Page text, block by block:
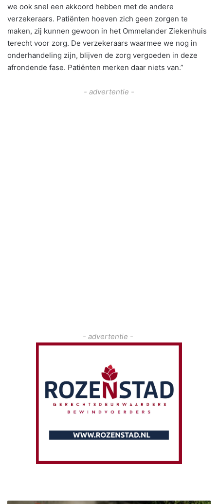
we ook snel een akkoord hebben met de andere
verzekeraars. Patiënten hoeven zich geen zorgen te
maken, zij kunnen gewoon in het Ommelander Ziekenhuis
terecht voor zorg. De verzekeraars waarmee we nog in
onderhandeling zijn, blijven de zorg vergoeden in deze
afrondende fase. Patiënten merken daar niets van.”
- advertentie -
- advertentie -